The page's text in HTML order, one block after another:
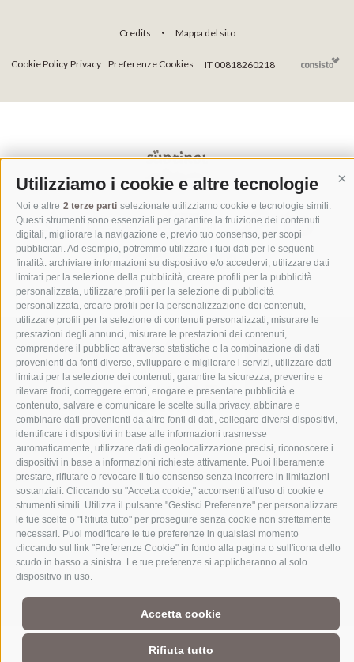
Utilizziamo i cookie e altre tecnologie
Noi e altre 2 terze parti selezionate utilizziamo cookie e tecnologie simili.
Questi strumenti sono essenziali per garantire la fruizione dei contenuti
digitali, migliorare la navigazione e, previo tuo consenso, per scopi
pubblicitari. Ad esempio, potremmo utilizzare i tuoi dati per le seguenti
finalità: archiviare informazioni su dispositivo e/o accedervi, utilizzare dati
limitati per la selezione della pubblicità, creare profili per la pubblicità
personalizzata, utilizzare profili per la selezione di pubblicità
personalizzata, creare profili per la personalizzazione dei contenuti,
utilizzare profili per la selezione di contenuti personalizzati, misurare le
prestazioni degli annunci, misurare le prestazioni dei contenuti,
comprendere il pubblico attraverso statistiche o la combinazione di dati
provenienti da fonti diverse, sviluppare e migliorare i servizi, utilizzare dati
limitati per la selezione dei contenuti, garantire la sicurezza, prevenire e
rilevare frodi, correggere errori, erogare e presentare pubblicità e
contenuto, salvare e comunicare le scelte sulla privacy, abbinare e
combinare dati provenienti da altre fonti di dati, collegare diversi dispositivi,
identificare i dispositivi in base alle informazioni trasmesse
automaticamente, utilizzare dati di geolocalizzazione precisi, riconoscere i
dispositivi in base a informazioni richieste attivamente. Puoi liberamente
prestare, rifiutare o revocare il tuo consenso senza incorrere in limitazioni
sostanziali. Cliccando su "Accetta cookie," acconsenti all'uso di cookie e
strumenti simili. Utilizza il pulsante "Gestisci Preferenze" per personalizzare
le tue scelte o "Rifiuta tutto" per proseguire senza cookie non strettamente
necessari. Puoi modificare le tue preferenze in qualsiasi momento
cliccando sul link "Preferenze Cookie" in fondo alla pagina o sull'icona dello
scudo in basso a sinistra. Le tue preferenze si applicheranno al solo
dispositivo in uso.
Accetta cookie
Rifiuta tutto
Credits • Mappa del sito
Cookie Policy Privacy Preferenze Cookies IT 00818260218
Parte del mondo alpino3 Cime Dolomiti
Intorno al bene più di spicco del patrimonio dell'UNESCO delle
Dolomiti si trova un mondo alpino senza pari. Le sue dimensioni
ridotte e la ricchezza del territorio, la vicinanza ai piccoli paesi, la
maestosa cornice naturale e la gente radicata sul territorio con le
loro suggestive storie di montagna fanno di questa regione
un’esperienza alpina straordinaria per tutti coloro, il cui cuore